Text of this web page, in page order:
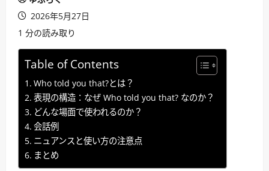
2026年5月27日
1 分の読み取り
Table of Contents
Who told you that?とは？
表現の構造：なぜ Who told you that? なのか？
どんな場面で使われるのか？
会話例
ニュアンスと使い方の注意点
まとめ